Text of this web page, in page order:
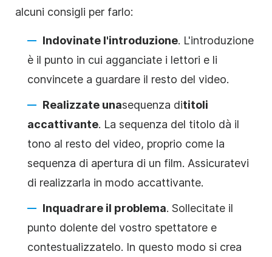
alcuni consigli per farlo:
Indovinate l'introduzione. L'introduzione
è il punto in cui agganciate i lettori e li
convincete a guardare il resto del video.
Realizzate unasequenza dititoli
accattivante. La sequenza del titolo dà il
tono al resto del video, proprio come la
sequenza di apertura di un film. Assicuratevi
di realizzarla in modo accattivante.
Inquadrare il problema. Sollecitate il
punto dolente del vostro spettatore e
contestualizzatelo. In questo modo si crea